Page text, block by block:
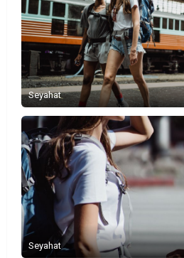
Seyahat
Seyahat